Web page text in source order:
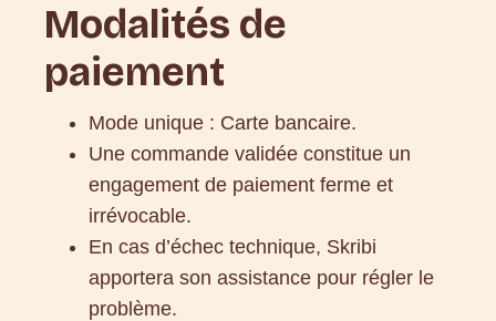
Modalités de
paiement
Mode unique : Carte bancaire.
Une commande validée constitue un
engagement de paiement ferme et
irrévocable.
En cas d’échec technique, Skribi
apportera son assistance pour régler le
problème.